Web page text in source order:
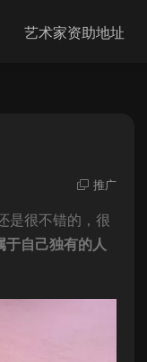
艺术家资助地址
推广
是很不错的，很
自己独有的人